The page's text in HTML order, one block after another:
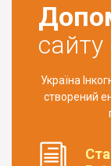
сайту
Україна
створений